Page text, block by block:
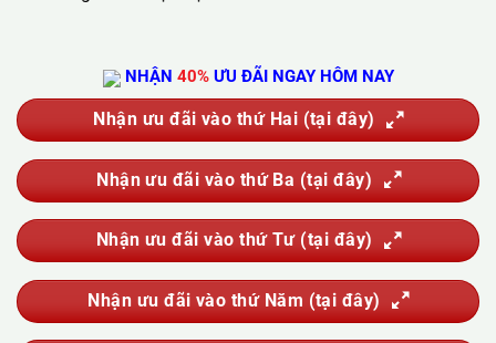
Hút Bể Phốt
Sửa Chữa Và Cải Tạo Nhà Ở
Chống Thấm Dột Trọn Gói
NHẬN40%ƯU ĐÃI NGAY HÔM NAY
Nhận ưu đãi vào thứ Hai (tại đây)
Nhận ưu đãi vào thứ Ba (tại đây)